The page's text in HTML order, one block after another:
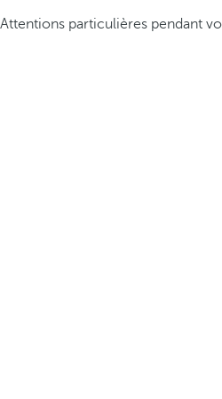
Attentions particulières pendant